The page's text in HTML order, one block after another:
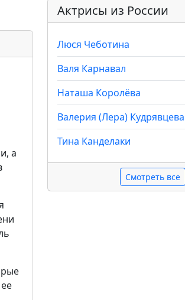
а
Актрисы из России
Люся Чеботина
Валя Карнавал
Наташа Королёва
Валерия (Лера) Кудрявцева
Тина Канделаки
Смотреть все